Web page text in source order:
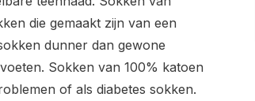
die gemaakt zijn van een
dunner dan gewone
Sokken van 100% katoen
of als diabetes sokken.